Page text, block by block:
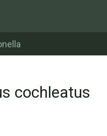
cochleatus